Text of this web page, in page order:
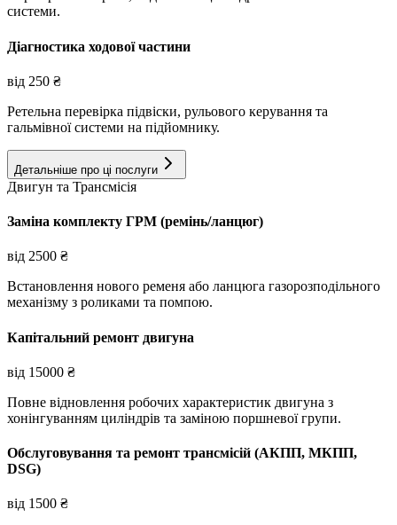
системи.
Діагностика ходової частини
від 250 ₴
Ретельна перевірка підвіски, рульового керування та
гальмівної системи на підйомнику.
Детальніше про ці послуги
Двигун та Трансмісія
Заміна комплекту ГРМ (ремінь/ланцюг)
від 2500 ₴
Встановлення нового ременя або ланцюга газорозподільного
механізму з роликами та помпою.
Капітальний ремонт двигуна
від 15000 ₴
Повне відновлення робочих характеристик двигуна з
хонінгуванням циліндрів та заміною поршневої групи.
Обслуговування та ремонт трансмісій (АКПП, МКПП,
DSG)
від 1500 ₴